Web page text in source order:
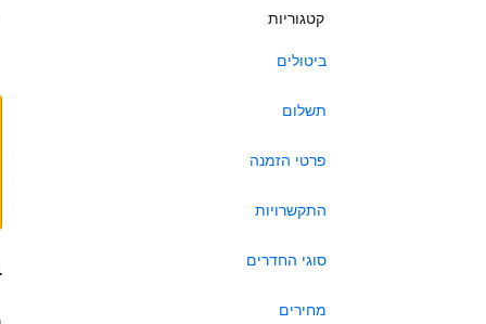
קטגוריות
ביטולים
תשלום
פרטי הזמנה
התקשרויות
סוגי החדרים
מחירים